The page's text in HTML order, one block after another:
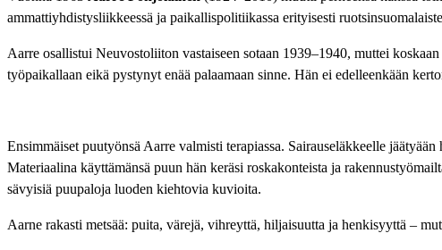
ammattiyhdistysliikkeessä ja paikallispolitiikassa erityisesti
Aarre osallistui Neuvostoliiton vastaiseen sotaan 1939–1940, muttei
työpaikallaan eikä pystynyt enää palaamaan sinne. Hän ei edelleenkään
Ensimmäiset puutyönsä Aarre valmisti terapiassa. Sairauseläkkeelle
Materiaalina käyttämänsä puun hän keräsi roskakonteista ja
sävyisiä puupaloja luoden kiehtovia kuvioita.
Aarne rakasti metsää: puita, värejä, vihreyttä, hiljaisuutta ja henkisyyttä –